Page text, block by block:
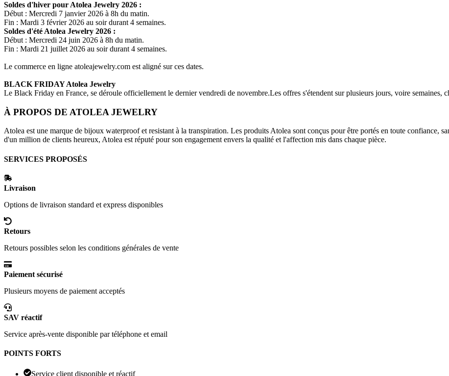
Soldes d'hiver pour Atolea Jewelry 2026 :
Début : Mercredi 7 janvier 2026 à 8h du matin.
Fin : Mardi 3 février 2026 au soir durant 4 semaines.
Soldes d'été Atolea Jewelry 2026 :
Début : Mercredi 24 juin 2026 à 8h du matin.
Fin : Mardi 21 juillet 2026 au soir durant 4 semaines.
Le commerce en ligne atoleajewelry.com est aligné sur ces dates.
BLACK FRIDAYAtolea Jewelry
Le Black Friday en France, se déroule officiellement le dernier vendredi de novembre.Les offres s'étendent sur plusieurs jours, voire semaines,
À PROPOS DE ATOLEA JEWELRY
Atolea est une marque de bijoux waterproof et resistant à la transpiration. Les produits Atolea sont conçus pour être portés en toute confiance,
d'un million de clients heureux, Atolea est réputé pour son engagement envers la qualité et l'affection mis dans chaque pièce.
SERVICES PROPOSÉS
Livraison
Options de livraison standard et express disponibles
Retours
Retours possibles selon les conditions générales de vente
Paiement sécurisé
Plusieurs moyens de paiement acceptés
SAV réactif
Service après-vente disponible par téléphone et email
POINTS FORTS
Service client disponible et réactif